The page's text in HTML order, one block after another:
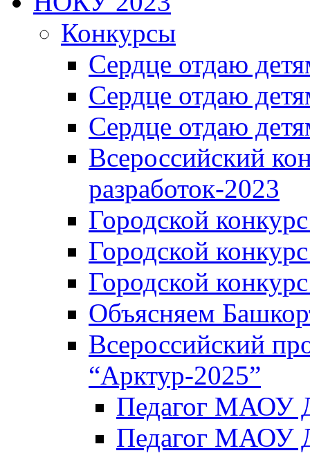
Конкурсы
Сердце отдаю
Сердце отдаю
Сердце отдаю
Всероссийский
разработок-2023
Городской
Городской
Городской
Объясняем
Всероссийский
“Арктур-2025”
Педагог МАОУ
Педагог МАОУ